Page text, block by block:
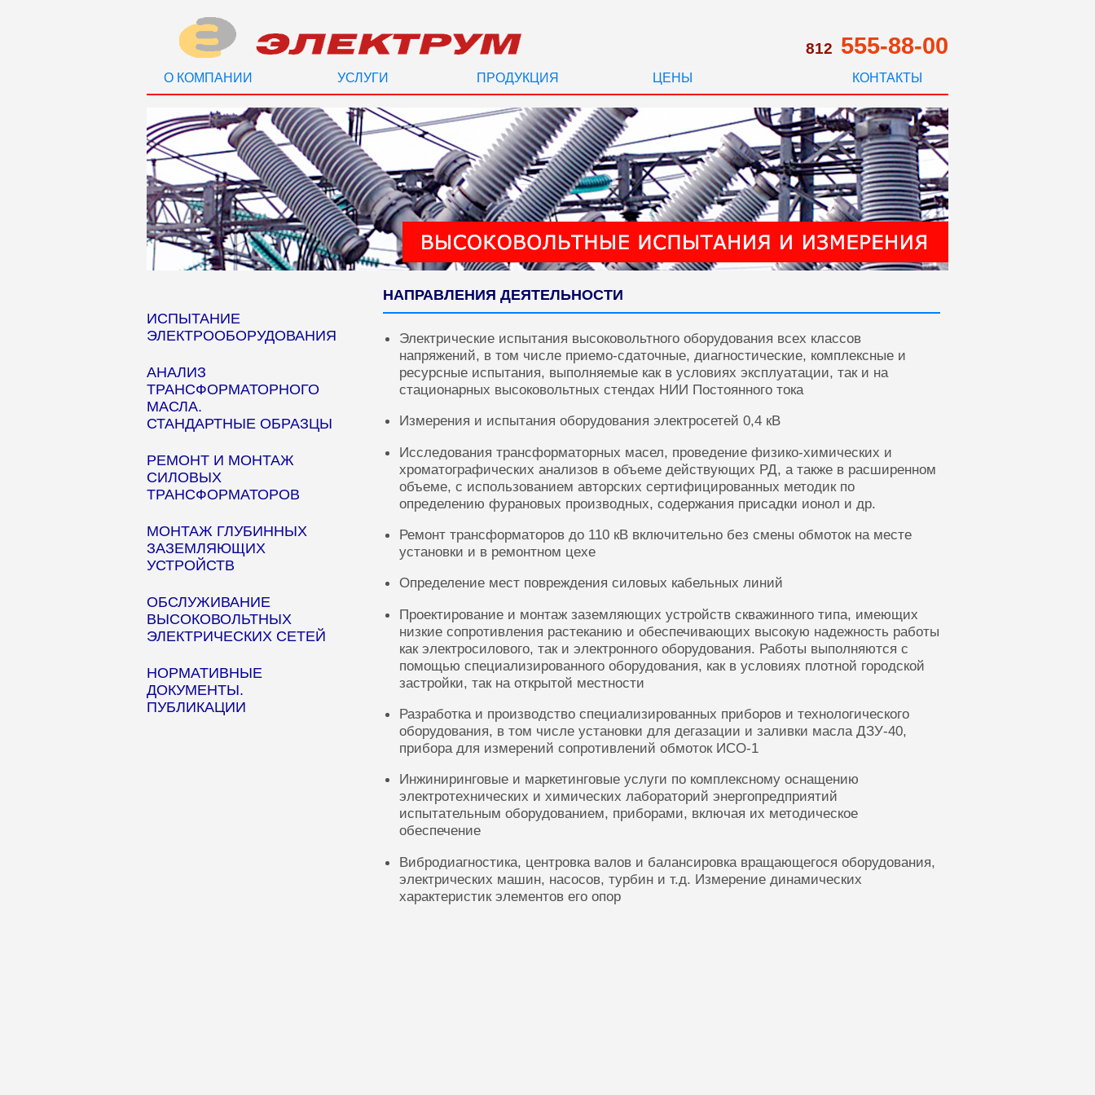
812 555-88-00
О КОМПАНИИ УСЛУГИ ПРОДУКЦИЯ ЦЕНЫ КОНТАКТЫ
ИСПЫТАНИЕ
ЭЛЕКТРООБОРУДОВАНИЯ
АНАЛИЗ
ТРАНСФОРМАТОРНОГО
МАСЛА.
СТАНДАРТНЫЕ ОБРАЗЦЫ
РЕМОНТ И МОНТАЖ
СИЛОВЫХ
ТРАНСФОРМАТОРОВ
МОНТАЖ ГЛУБИННЫХ
ЗАЗЕМЛЯЮЩИХ
УСТРОЙСТВ
ОБСЛУЖИВАНИЕ
ВЫСОКОВОЛЬТНЫХ
ЭЛЕКТРИЧЕСКИХ СЕТЕЙ
НОРМАТИВНЫЕ
ДОКУМЕНТЫ.
ПУБЛИКАЦИИ
НАПРАВЛЕНИЯ ДЕЯТЕЛЬНОСТИ
Электрические испытания высоковольтного оборудования всех классов
напряжений, в том числе приемо-сдаточные, диагностические, комплексные и
ресурсные испытания, выполняемые как в условиях эксплуатации, так и на
стационарных высоковольтных стендах НИИ Постоянного тока
Измерения и испытания оборудования электросетей 0,4 кВ
Исследования трансформаторных масел, проведение физико-химических и
хроматографических анализов в объеме действующих РД, а также в расширенном
объеме, с использованием авторских сертифицированных методик по
определению фурановых производных, содержания присадки ионол и др.
Ремонт трансформаторов до 110 кВ включительно без смены обмоток на месте
установки и в ремонтном цехе
Определение мест повреждения силовых кабельных линий
Проектирование и монтаж заземляющих устройств скважинного типа, имеющих
низкие сопротивления растеканию и обеспечивающих высокую надежность работы
как электросилового, так и электронного оборудования. Работы выполняются с
помощью специализированного оборудования, как в условиях плотной городской
застройки, так на открытой местности
Разработка и производство специализированных приборов и технологического
оборудования, в том числе установки для дегазации и заливки масла ДЗУ-40,
прибора для измерений сопротивлений обмоток ИСО-1
Инжиниринговые и маркетинговые услуги по комплексному оснащению
электротехнических и химических лабораторий энергопредприятий
испытательным оборудованием, приборами, включая их методическое
обеспечение
Вибродиагностика, центровка валов и балансировка вращающегося оборудования,
электрических машин, насосов, турбин и т.д. Измерение динамических
характеристик элементов его опор